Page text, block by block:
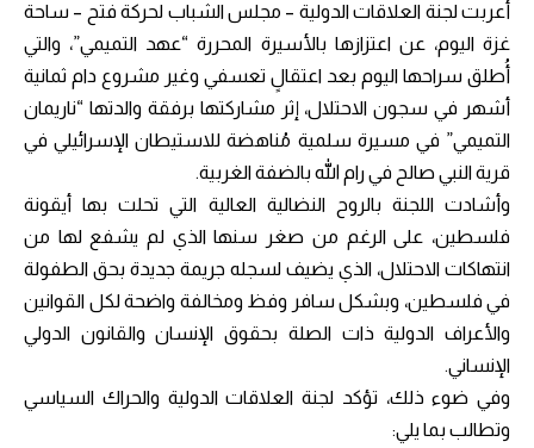
أعربت لجنة العلاقات الدولية – مجلس الشباب لحركة فتح – ساحة
غزة اليوم، عن اعتزازها بالأسيرة المحررة “عهد التميمي”، والتي
أُطلق سراحها اليوم بعد اعتقالٍ تعسفي وغير مشروع دام ثمانية
أشهر في سجون الاحتلال، إثر مشاركتها برفقة والدتها “ناريمان
التميمي” في مسيرة سلمية مُناهضة للاستيطان الإسرائيلي في
قرية النبي صالح في رام الله بالضفةالغربية.
وأشادت اللجنة بالروح النضالية العالية التي تحلت بها أيقونة
فلسطين، على الرغم من صغر سنها الذي لم يشفع لها من
انتهاكات الاحتلال، الذي يضيف لسجله جريمة جديدة بحق الطفولة
في فلسطين، وبشكل سافر وفظ ومخالفة واضحة لكل القوانين
والأعراف الدولية ذات الصلة بحقوق الإنسان والقانون الدولي
الإنساني.
وفي ضوء ذلك، تؤكد لجنة العلاقات الدولية والحراك السياسي
وتطالب بما يلي: